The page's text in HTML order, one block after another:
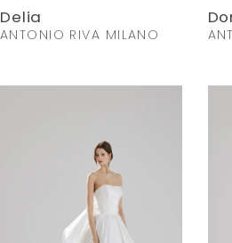
Delia
ANTONIO RIVA MILANO